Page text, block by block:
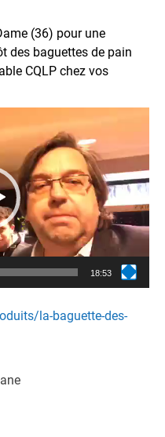
(36) pour une
des baguettes de pain
CQLP chez vos
18:53
la-baguette-des-